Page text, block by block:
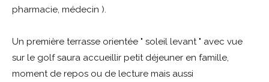
pharmacie, médecin ).
Un première terrasse orientée " soleil levant " avec vue
sur le golf saura accueillir petit déjeuner en famille,
moment de repos ou de lecture mais aussi